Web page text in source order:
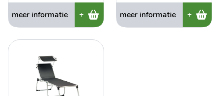
meer informatie + meer informatie +